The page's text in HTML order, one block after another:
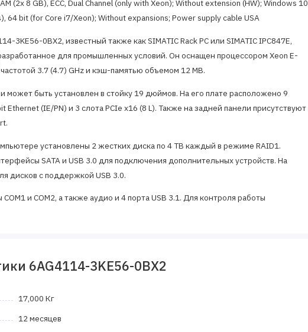
(2x 8 GB), ECC, Dual Channel (only with Xeon); Without extension (HW); Windows 10
64 bit (for Core i7/Xeon); Without expansions; Power supply cable USA
0BX2, известный также как SIMATIC Rack PC или SIMATIC IPC847E,
для промышленных условий. Он оснащен процессором Xeon E-
3.7 (4.7) GHz и кэш-памятью объемом 12 MB.
может быть установлен в стойку 19 дюймов. На его плате расположено 9
Ethernet (IE/PN) и 3 слота PCIe x16 (8 L). Также на задней панели присутствуют
установлены 2 жестких диска по 4 TB каждый в режиме RAID1.
SATA и USB 3.0 для подключения дополнительных устройств. На
дисков с поддержкой USB 3.0.
и COM2, а также аудио и 4 порта USB 3.1. Для контроля работы
и поставляется с предустановленной операционной системой Windows 10
0BX2 (SIMATIC Rack PC или SIMATIC IPC847E) представляет собой
6AG4114-3KE56-0BX2
17,000 Кг
12 месяцев